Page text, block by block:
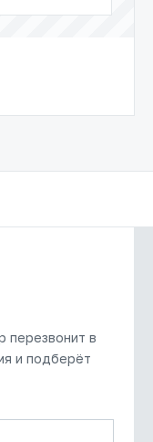
перезвонит в
и подберёт